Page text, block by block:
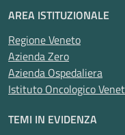
AREA ISTITUZIONALE
Regione Veneto
Azienda Zero
Azienda Ospedaliera
Istituto Oncologico
TEMI IN EVIDENZA